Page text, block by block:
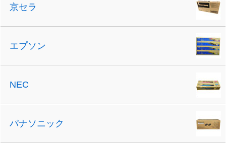
京セラ
エプソン
NEC
パナソニック